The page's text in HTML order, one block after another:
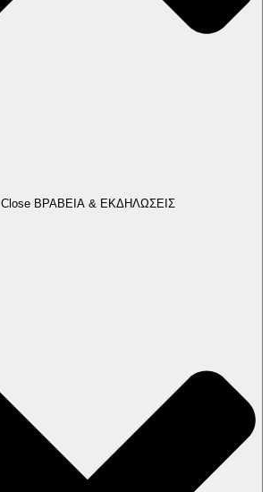
Close ΒΡΑΒΕΙΑ & ΕΚΔΗΛΩΣΕΙΣ